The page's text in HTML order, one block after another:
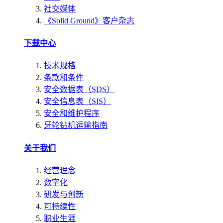
社交媒体
《Solid Ground》客户杂志
下载中心
技术规格
条款和条件
安全数据表（SDS）
安全信息表（SIS）
安全和维护程序
牙轮钻机运输指南
关于我们
经营理念
数字化
研发与创新
可持续性
职业生涯